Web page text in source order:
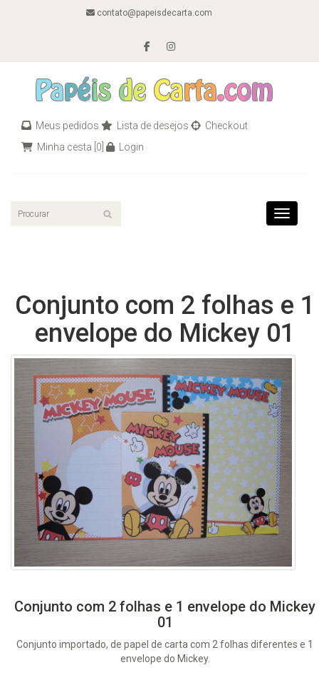
contato@papeisdecarta.com
Meus pedidos Lista de desejos
Checkout
Minha cesta [0] Login
Toggle
Conjunto com 2 folhas e 1
envelope do Mickey 01
Conjunto com 2 folhas e 1 envelope do Mickey
01
Conjunto importado, de papel de carta com 2 folhas diferentes e 1
envelope do Mickey.